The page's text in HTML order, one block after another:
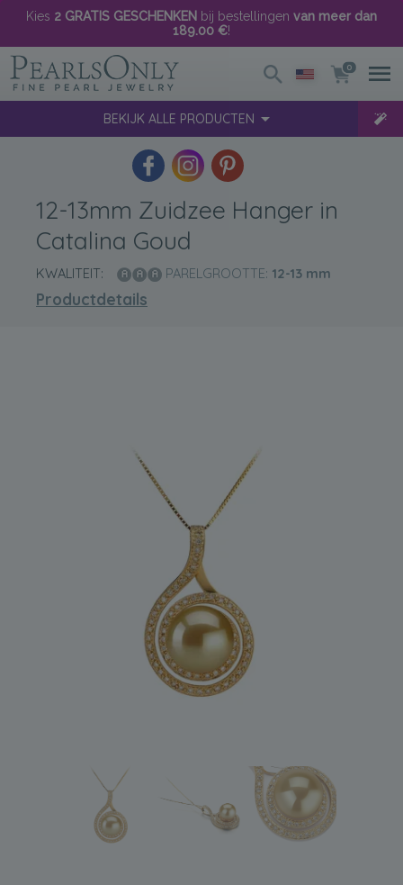
Kies 2 GRATIS GESCHENKEN bij bestellingen van meer dan
189.00 €!
0
BEKIJK ALLE PRODUCTEN
12-13mm Zuidzee Hanger in
Catalina Goud
KWALITEIT: PARELGROOTTE: 12-13 mm
Productdetails